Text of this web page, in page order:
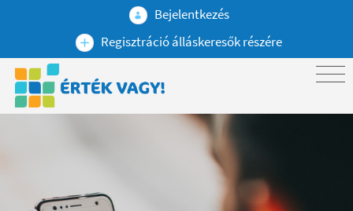
Bejelentkezés
Regisztráció álláskeresők részére